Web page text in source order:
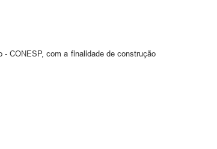
CONESP, com a finalidade de construção